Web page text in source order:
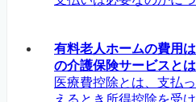
有料老人ホームの費用
の介護保険サービスとは
医療費控除とは、支払
えるとき所得控除を受